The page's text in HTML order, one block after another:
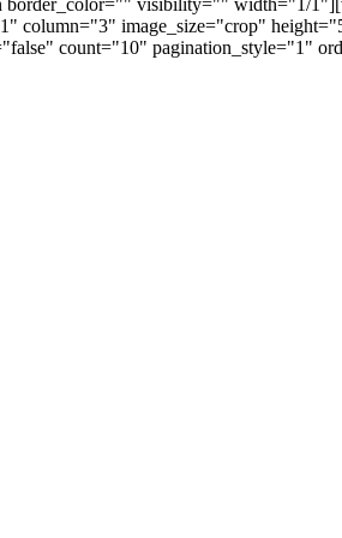
column="3" image_size="crop"
count="10" pagination_style="1"